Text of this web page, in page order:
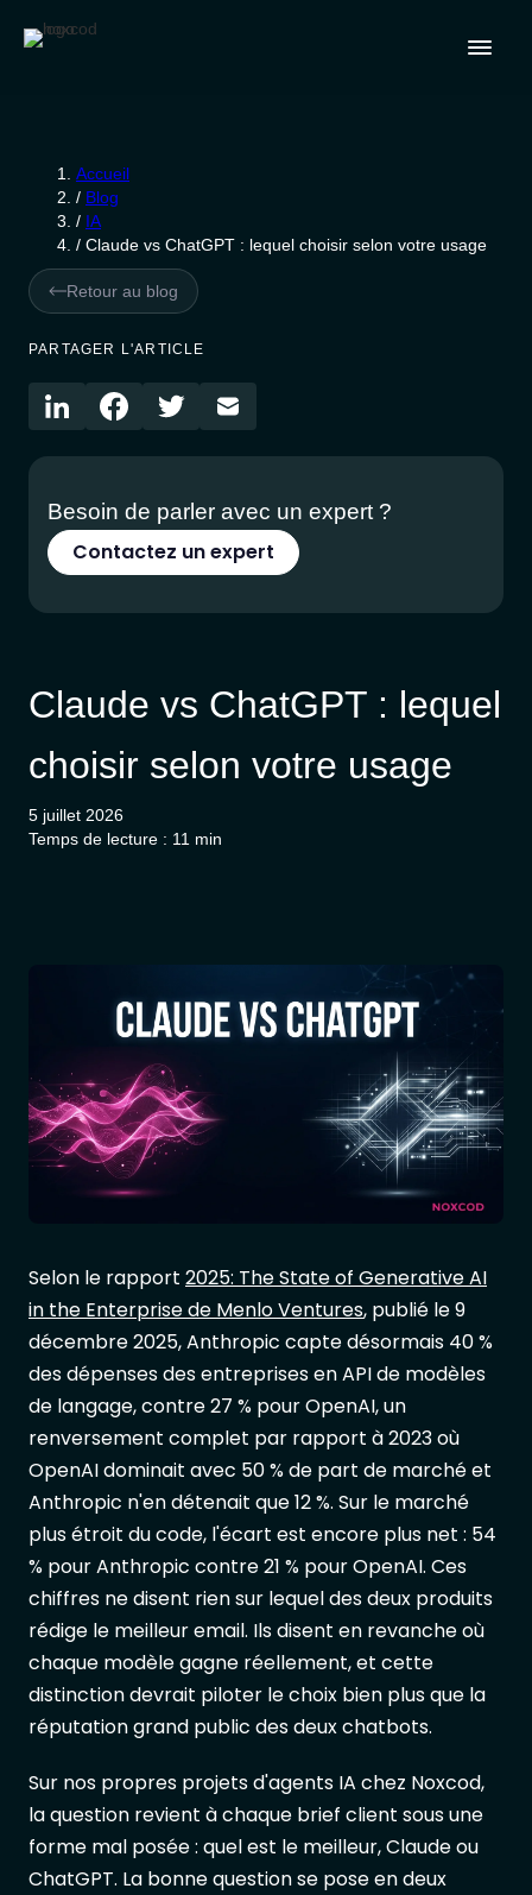
Accueil
/ Blog
/ IA
/ Claude vs ChatGPT : lequel choisir selon votre usage
Retour au blog
PARTAGER L'ARTICLE
Besoin de parler avec un expert ?
Contactez un expert
Claude vs ChatGPT : lequel
choisir selon votre usage
5 juillet 2026
Temps de lecture : 11 min
Selon le rapport 2025: The State of Generative AI
in the Enterprise de Menlo Ventures, publié le 9
décembre 2025, Anthropic capte désormais 40 %
des dépenses des entreprises en API de modèles
de langage, contre 27 % pour OpenAI, un
renversement complet par rapport à 2023 où
OpenAI dominait avec 50 % de part de marché et
Anthropic n'en détenait que 12 %. Sur le marché
plus étroit du code, l'écart est encore plus net : 54
% pour Anthropic contre 21 % pour OpenAI. Ces
chiffres ne disent rien sur lequel des deux produits
rédige le meilleur email. Ils disent en revanche où
chaque modèle gagne réellement, et cette
distinction devrait piloter le choix bien plus que la
réputation grand public des deux chatbots.
Sur nos propres projets d'agents IA chez Noxcod,
la question revient à chaque brief client sous une
forme mal posée : quel est le meilleur, Claude ou
ChatGPT. La bonne question se pose en deux